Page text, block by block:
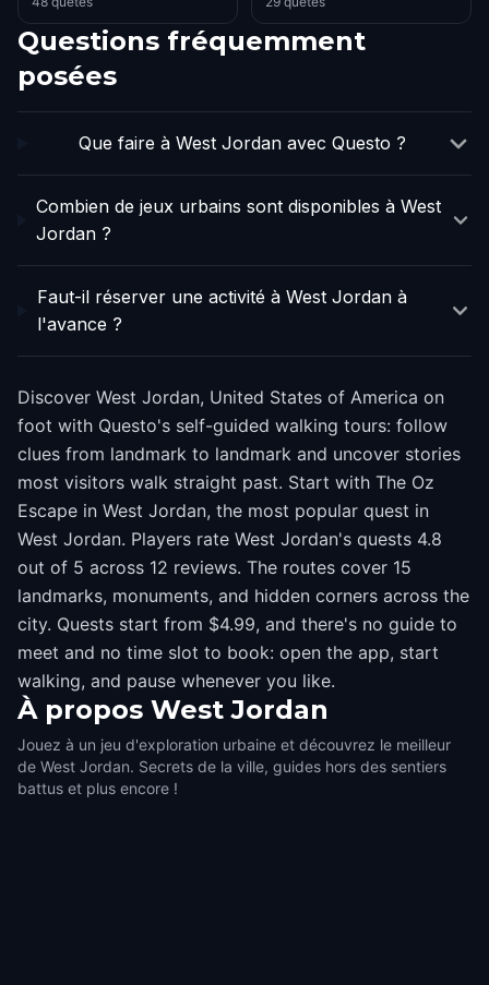
Questions fréquemment
posées
Que faire à West Jordan avec Questo ?
Combien de jeux urbains sont disponibles à West
Jordan ?
Faut-il réserver une activité à West Jordan à
l'avance ?
Discover West Jordan, United States of America on
foot with Questo's self-guided walking tours: follow
clues from landmark to landmark and uncover stories
most visitors walk straight past. Start with The Oz
Escape in West Jordan, the most popular quest in
West Jordan. Players rate West Jordan's quests 4.8
out of 5 across 12 reviews. The routes cover 15
landmarks, monuments, and hidden corners across the
city. Quests start from $4.99, and there's no guide to
meet and no time slot to book: open the app, start
walking, and pause whenever you like.
À propos West Jordan
Jouez à un jeu d'exploration urbaine et découvrez le meilleur
de West Jordan. Secrets de la ville, guides hors des sentiers
battus et plus encore !